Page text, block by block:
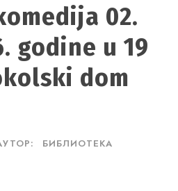
02.
godine u 19
dom
БИБЛИОТЕКА